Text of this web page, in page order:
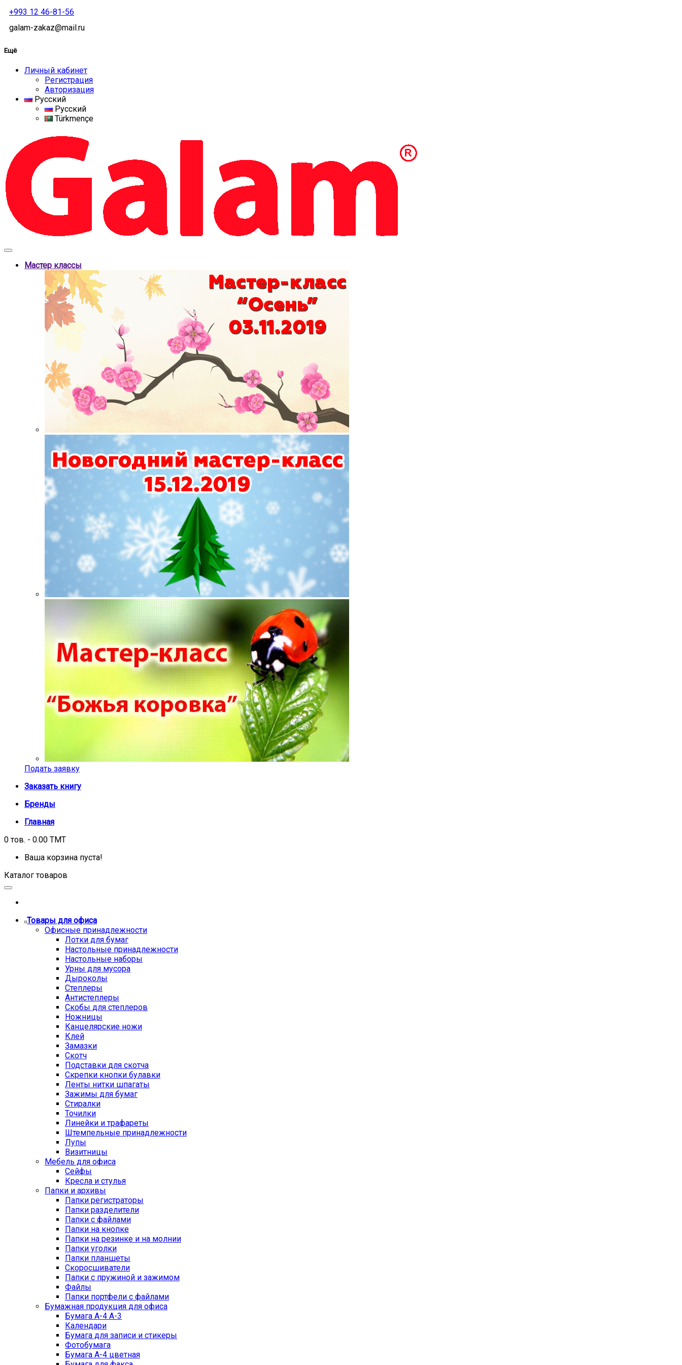
+993 12 46-81-56
galam-zakaz@mail.ru
Ещё
Личный кабинет
Регистрация
Авторизация
Русский
Русский
Türkmençe
Мастер классы
Подать заявку
Заказать книгу
Бренды
Главная
0 тов. - 0.00 TMT
Ваша корзина пуста!
Каталог товаров
Товары для офиса
Офисные принадлежности
Лотки для бумаг
Настольные принадлежности
Настольные наборы
Урны для мусора
Дыроколы
Степлеры
Антистеплеры
Скобы для степлеров
Ножницы
Канцелярские ножи
Клей
Замазки
Скотч
Подставки для скотча
Скрепки кнопки булавки
Ленты нитки шпагаты
Зажимы для бумаг
Стиралки
Точилки
Линейки и трафареты
Штемпельные принадлежности
Лупы
Визитницы
Мебель для офиса
Сейфы
Кресла и стулья
Папки и архивы
Папки регистраторы
Папки разделители
Папки с файлами
Папки на кнопке
Папки на резинке и на молнии
Папки уголки
Папки планшеты
Скоросшиватели
Папки с пружиной и зажимом
Файлы
Папки портфели с файлами
Бумажная продукция для офиса
Бумага А-4 А-3
Календари
Бумага для записи и стикеры
Фотобумага
Бумага А-4 цветная